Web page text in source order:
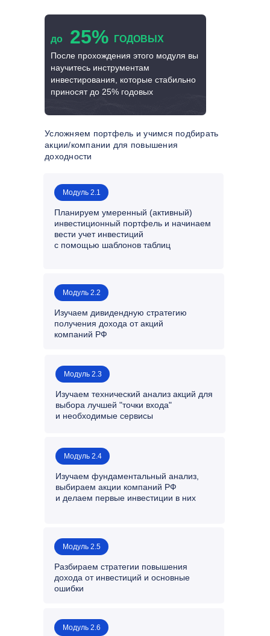
Усложняем портфель и учимся подбирать
акции/компании для повышения
доходности
Модуль 2.1
Планируем умеренный (активный)
инвестиционный портфель и начинаем
вести учет инвестиций
с помощью шаблонов таблиц
Модуль 2.2
Изучаем дивидендную стратегию
получения дохода от акций
компаний РФ
Модуль 2.3
Изучаем технический анализ акций для
выбора лучшей "точки входа"
и необходимые сервисы
Модуль 2.4
Изучаем фундаментальный анализ,
выбираем акции компаний РФ
и делаем первые инвестиции в них
Модуль 2.6
Разбираем стратегии повышения
дохода от инвестиций и основные
ошибки
Модуль 2.5
После прохождения этого модуля вы
научитесь инструментам
инвестирования, которые стабильно
приносят до 25% годовых
до 25% ГОДОВЫХ